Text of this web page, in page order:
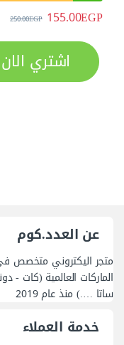
155.00EGP
250.00EGP
اشتري الان
عن العدد.كوم
متجر اليكتروني متخصص
الماركات العالمية (كات
ساتا ….) منذ عام 2019
خدمة العملاء